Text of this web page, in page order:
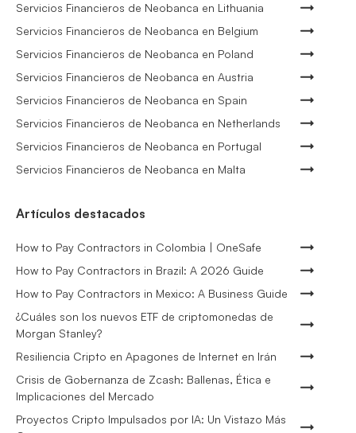
Servicios Financieros de Neobanca en Lithuania
Servicios Financieros de Neobanca en Belgium
Servicios Financieros de Neobanca en Poland
Servicios Financieros de Neobanca en Austria
Servicios Financieros de Neobanca en Spain
Servicios Financieros de Neobanca en Netherlands
Servicios Financieros de Neobanca en Portugal
Servicios Financieros de Neobanca en Malta
Artículos destacados
How to Pay Contractors in Colombia | OneSafe
How to Pay Contractors in Brazil: A 2026 Guide
How to Pay Contractors in Mexico: A Business Guide
¿Cuáles son los nuevos ETF de criptomonedas de
Morgan Stanley?
Resiliencia Cripto en Apagones de Internet en Irán
Crisis de Gobernanza de Zcash: Ballenas, Ética e
Implicaciones del Mercado
Proyectos Cripto Impulsados por IA: Un Vistazo Más